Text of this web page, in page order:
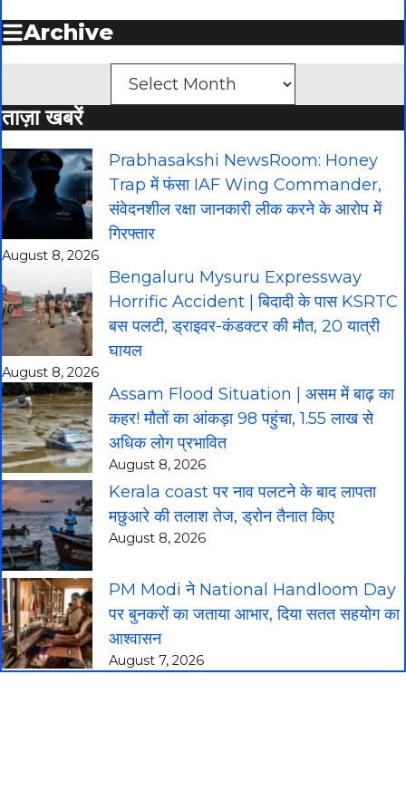
Archive
ताज़ा खबरें
Prabhasakshi NewsRoom: Honey
Trap में फंसा IAF Wing Commander,
संवेदनशील रक्षा जानकारी लीक करने के आरोप में
गिरफ्तार
August 8, 2026
Bengaluru Mysuru Expressway
Horrific Accident | बिदादी के पास KSRTC
बस पलटी, ड्राइवर-कंडक्टर की मौत, 20 यात्री
घायल
August 8, 2026
Assam Flood Situation | असम में बाढ़ का
कहर! मौतों का आंकड़ा 98 पहुंचा, 1.55 लाख से
अधिक लोग प्रभावित
August 8, 2026
Kerala coast पर नाव पलटने के बाद लापता
मछुआरे की तलाश तेज, ड्रोन तैनात किए
August 8, 2026
PM Modi ने National Handloom Day
पर बुनकरों का जताया आभार, दिया सतत सहयोग का
आश्वासन
August 7, 2026